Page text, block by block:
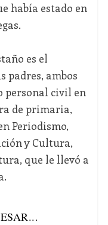
había estado en
es el
padres, ambos
personal civil en
de primaria,
Periodismo,
y Cultura,
que le llevó a